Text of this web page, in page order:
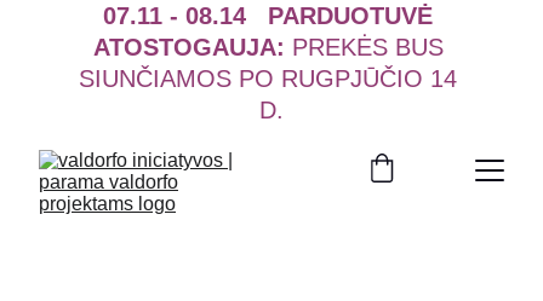
07.11 - 08.14   PARDUOTUVĖ
ATOSTOGAUJA: PREKĖS BUS
SIUNČIAMOS PO RUGPJŪČIO 14
D.